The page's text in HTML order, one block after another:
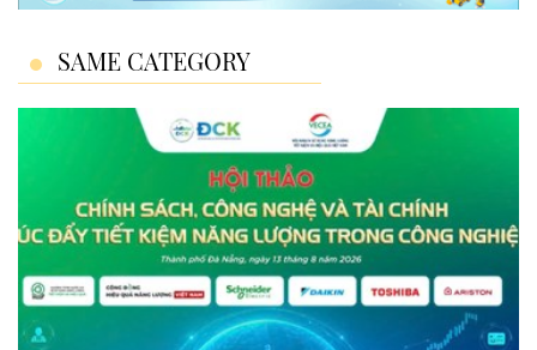
SAME CATEGORY